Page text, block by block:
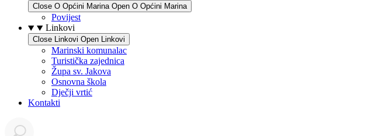
Close O Općini Marina Open O Općini Marina
Povijest
Linkovi
Close Linkovi Open Linkovi
Marinski komunalac
Turistička zajednica
Župa sv. Jakova
Osnovna škola
Dječji vrtić
Kontakti